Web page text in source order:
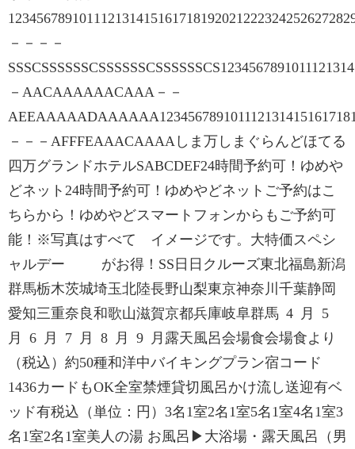
－－－－
－AACAAAAAACAAA－－
－－－AFFFEAAACAAAAしま万しまぐらんどほてる
四万グランドホテルSABCDEF24時間予約可！ゆめや
どネット24時間予約可！ゆめやどネットご予約はこ
ちらから！ゆめやどスマートフォンからもご予約可
能！※写真はすべて イメージです。大特価スペシ
ャルデー がお得！SS日日クルーズ東北福島新潟
群馬栃木茨城埼玉北陸長野山梨東京神奈川千葉静岡
愛知三重奈良和歌山滋賀京都兵庫岐阜群馬 4 月 5
月 6 月 7 月 8 月 9 月露天風呂会場食会場食より
（税込）約50種和洋中バイキングプラン宿コード
1436カードもOK全室禁煙貸切風呂かけ流し送迎有ベ
ッド有税込（単位：円）3名1室2名1室5名1室4名1室3
名1室2名1室美人の湯 お風呂▶大浴場・露天風呂（男